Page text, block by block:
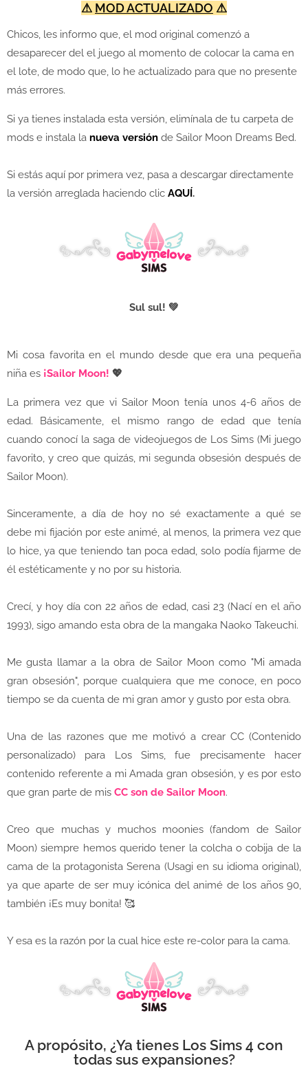
⚠ MOD ACTUALIZADO ⚠
Chicos, les informo que, el mod original comenzó a
desaparecer del el juego al momento de colocar la cama en
el lote, de modo que, lo he actualizado para que no presente
más errores.
Si ya tienes instalada esta versión, elimínala de tu carpeta de
mods e instala la nueva versión de Sailor Moon Dreams Bed.
Si estás aquí por primera vez, pasa a descargar directamente
la versión arreglada haciendo clic AQUÍ.
Sul sul! 💚
Mi cosa favorita en el mundo desde que era una pequeña
niña es ¡Sailor Moon! 💖
La primera vez que vi Sailor Moon tenía unos 4-6 años de
edad. Básicamente, el mismo rango de edad que tenía
cuando conocí la saga de videojuegos de Los Sims (Mi juego
favorito, y creo que quizás, mi segunda obsesión después de
Sailor Moon).
Sinceramente, a día de hoy no sé exactamente a qué se
debe mi fijación por este animé, al menos, la primera vez que
lo hice, ya que teniendo tan poca edad, solo podía fijarme de
él estéticamente y no por su historia.
Crecí, y hoy día con 22 años de edad, casi 23 (Nací en el año
1993), sigo amando esta obra de la mangaka Naoko Takeuchi.
Me gusta llamar a la obra de Sailor Moon como "Mi amada
gran obsesión", porque cualquiera que me conoce, en poco
tiempo se da cuenta de mi gran amor y gusto por esta obra.
Una de las razones que me motivó a crear CC (Contenido
personalizado) para Los Sims, fue precisamente hacer
contenido referente a mi Amada gran obsesión, y es por esto
que gran parte de mis CC son de Sailor Moon.
Creo que muchas y muchos moonies (fandom de Sailor
Moon) siempre hemos querido tener la colcha o cobija de la
cama de la protagonista Serena (Usagi en su idioma original),
ya que aparte de ser muy icónica del animé de los años 90,
también ¡Es muy bonita! 🥰
Y esa es la razón por la cual hice este re-color para la cama.
A propósito, ¿Ya tienes Los Sims 4 con
todas sus expansiones?